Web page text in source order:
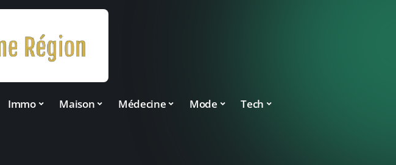
Immo Maison Médecine Mode Tech